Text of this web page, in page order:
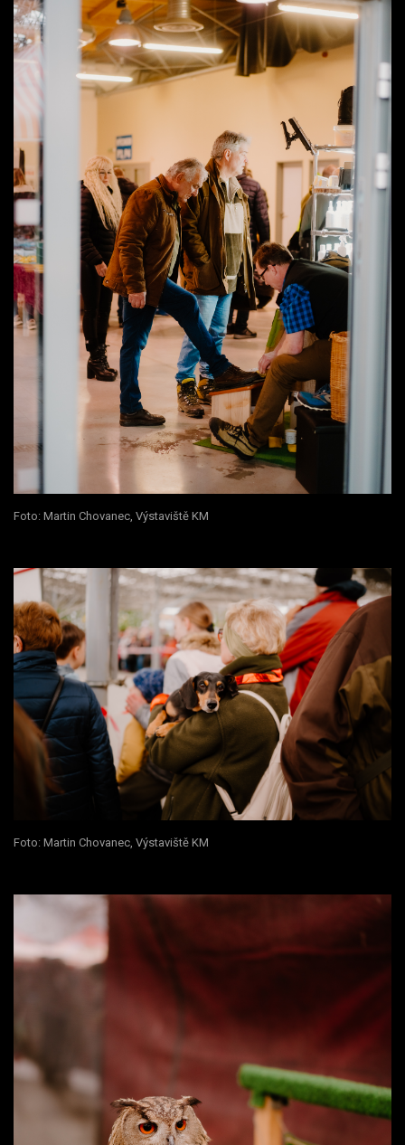
Foto: Martin Chovanec, Výstaviště KM
Foto: Martin Chovanec, Výstaviště KM